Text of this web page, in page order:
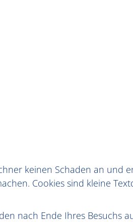
keinen Schaden an und
Cookies sind kleine
nach Ende Ihres Besuchs